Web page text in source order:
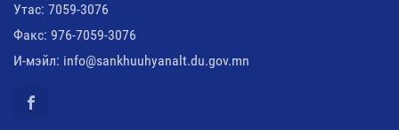
Утас: 7059-3076
Факс: 976-7059-3076
И-мэйл: info@sankhuuhyanalt.du.gov.mn